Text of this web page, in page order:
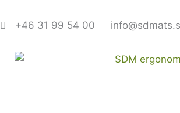
till
+46 31 99 54 00